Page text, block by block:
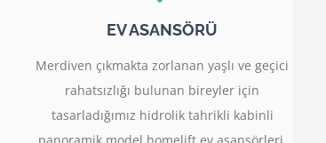
EV ASANSÖRÜ
Merdiven çıkmakta zorlanan yaşlı ve geçici
rahatsızlığı bulunan bireyler için
tasarladığımız hidrolik tahrikli kabinli